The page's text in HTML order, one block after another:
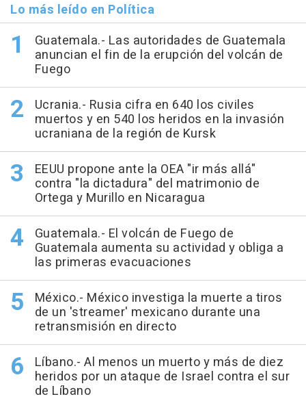
Lo más leído en Política
Guatemala.- Las autoridades de Guatemala
anuncian el fin de la erupción del volcán de
Fuego
Ucrania.- Rusia cifra en 640 los civiles
muertos y en 540 los heridos en la invasión
ucraniana de la región de Kursk
EEUU propone ante la OEA "ir más allá"
contra "la dictadura" del matrimonio de
Ortega y Murillo en Nicaragua
Guatemala.- El volcán de Fuego de
Guatemala aumenta su actividad y obliga a
las primeras evacuaciones
México.- México investiga la muerte a tiros
de un 'streamer' mexicano durante una
retransmisión en directo
Líbano.- Al menos un muerto y más de diez
heridos por un ataque de Israel contra el sur
de Líbano